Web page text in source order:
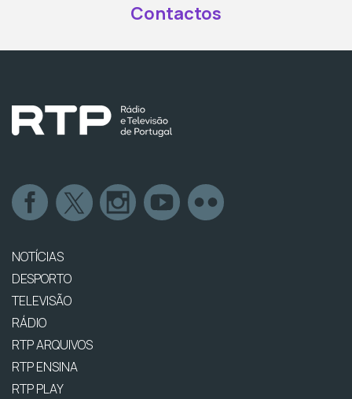
Contactos
NOTÍCIAS
DESPORTO
TELEVISÃO
RÁDIO
RTP ARQUIVOS
RTP ENSINA
RTP PLAY